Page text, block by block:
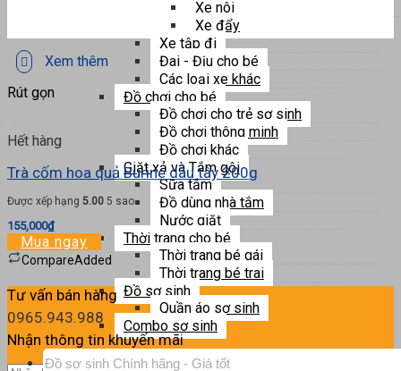
Xe nôi
Xe đẩy
Xe tập đi
Đai - Địu cho bé
Các loại xe khác
Đồ chơi cho bé
Đồ chơi cho trẻ sơ sinh
Đồ chơi thông minh
Đồ chơi khác
Giặt xả và Tắm gội
Sữa tắm
Đồ dùng nhà tắm
Nước giặt
Thời trang cho bé
Thời trang bé gái
Thời trang bé trai
Đồ sơ sinh
Quần áo sơ sinh
Combo sơ sinh
Tìm
Xem thêm
Rút gọn
Hết hàng
Trà cốm hoa quả Burine dâu tây 200g
Được xếp hạng 5.00 5 sao
155,000₫
Mua ngay
CompareAdded
Tư vấn bán hàng
0965.943.988
Nhận thông tin khuyến mãi